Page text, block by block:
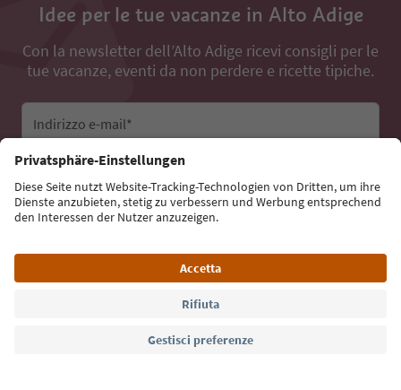
Idee per le tue vacanze in Alto Adige
Con la newsletter dell’Alto Adige ricevi consigli per le
tue vacanze, eventi da non perdere e ricette tipiche.
Indirizzo e-mail*
Iscriviti alla newsletter